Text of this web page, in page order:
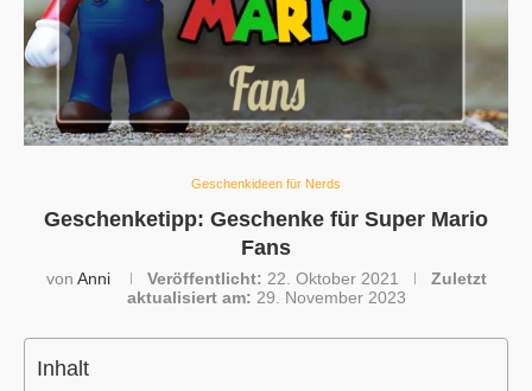
Geschenkideen für Nerds
Geschenketipp: Geschenke für Super Mario
Fans
von Anni Veröffentlicht: 22. Oktober 2021
Zuletzt
aktualisiert am: 29. November 2023
Inhalt